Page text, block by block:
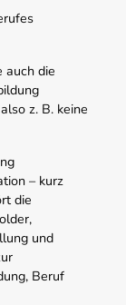
auch die
z. B. keine
– kurz
die
und
Beruf